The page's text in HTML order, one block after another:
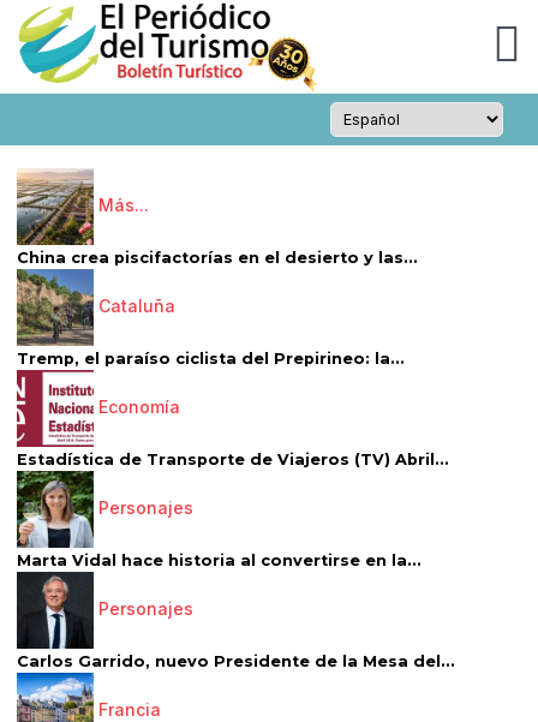
Más...
China crea piscifactorías en el desierto y las...
Cataluña
Tremp, el paraíso ciclista del Prepirineo: la...
Economía
Estadística de Transporte de Viajeros (TV) Abril...
Personajes
Marta Vidal hace historia al convertirse en la...
Personajes
Carlos Garrido, nuevo Presidente de la Mesa del...
Francia